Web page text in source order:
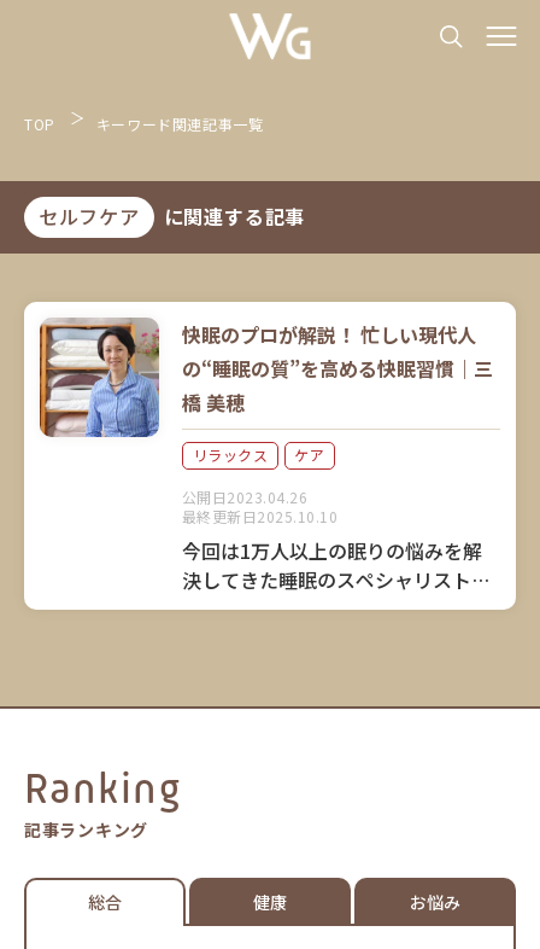
TOP キーワード関連記事一覧
セルフケア に関連する記事
快眠のプロが解説！ 忙しい現代人
の“睡眠の質”を高める快眠習慣｜三
橋 美穂
今回は1万人以上の眠りの悩みを解
決してきた睡眠のスペシャリスト三
橋美穂さんにお話を伺いました。
リラックス ケア
公開日2023.04.26
最終更新日2025.10.10
Ranking
記事ランキング
総合 健康 お悩み